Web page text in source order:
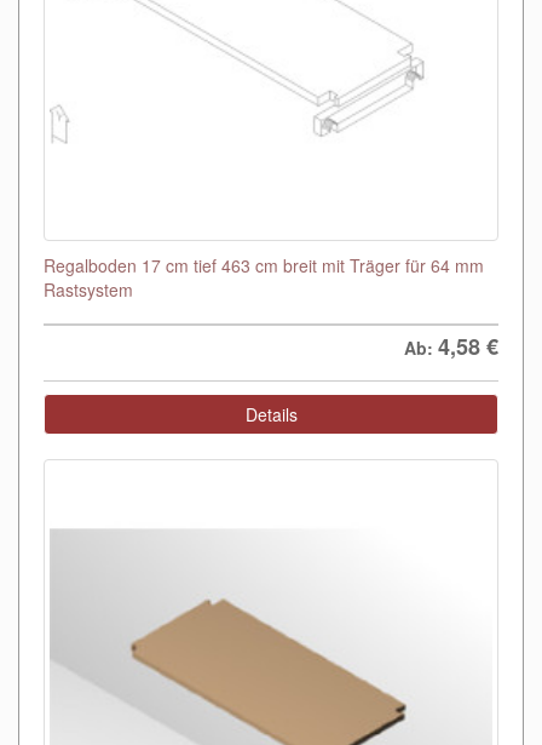
Regalboden 17 cm tief 463 cm breit mit Träger für 64 mm
Rastsystem
Ab: 4,58€
Details